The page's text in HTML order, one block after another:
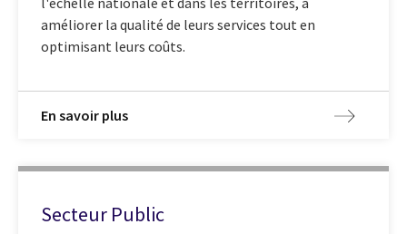
améliorer la qualité de leurs services tout en
optimisant leurs coûts.
En savoir plus
Secteur Public